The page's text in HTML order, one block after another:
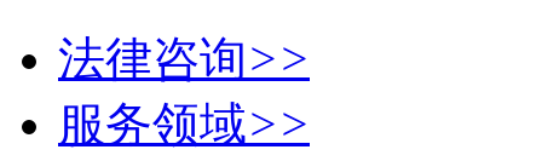
法律咨询>>
服务领域>>